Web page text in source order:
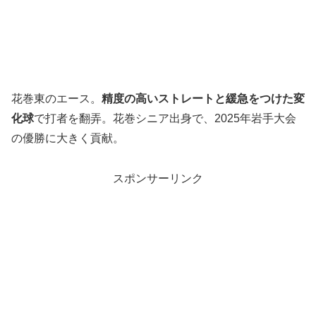
花巻東のエース。 精度の高いストレートと緩急をつけた変
化球で打者を翻弄。花巻シニア出身で、2025年岩手大会
の優勝に大きく貢献。
スポンサーリンク